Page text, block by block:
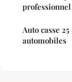
professionnel
Auto casse
automobiles